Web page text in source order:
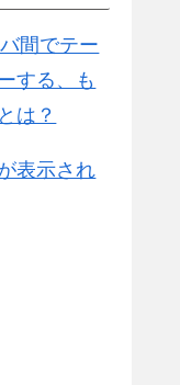
間でテー
する、も
は？
表示され